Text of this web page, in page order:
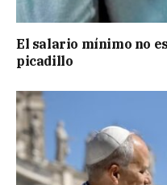
El salario mínimo no
picadillo